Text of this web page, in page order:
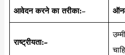
आवेदन करने का तरीका:–
राष्ट्रीयता:-